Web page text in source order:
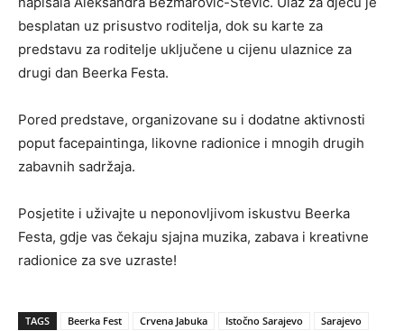
besplatan uz prisustvo roditelja, dok su karte za
predstavu za roditelje uključene u cijenu ulaznice za
drugi dan Beerka Festa.
Pored predstave, organizovane su i dodatne aktivnosti
poput facepaintinga, likovne radionice i mnogih drugih
zabavnih sadržaja.
Posjetite i uživajte u neponovljivom iskustvu Beerka
Festa, gdje vas čekaju sjajna muzika, zabava i kreativne
radionice za sve uzraste!
TAGS Beerka Fest Crvena Jabuka Istočno Sarajevo
Sarajevo